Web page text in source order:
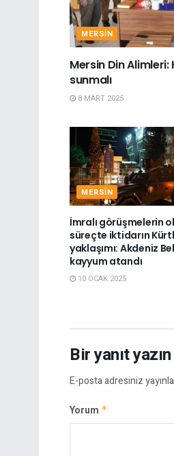
MERSIN
Mersin Din Alimleri:
sunmalı
8 MART 2025
MERSIN
İmralı görüşmelerin
süreçte iktidarın
yaklaşımı: Akdeniz
kayyum atandı
10 OCAK 2025
Bir yanıt yazın
E-posta adresiniz
Yorum *